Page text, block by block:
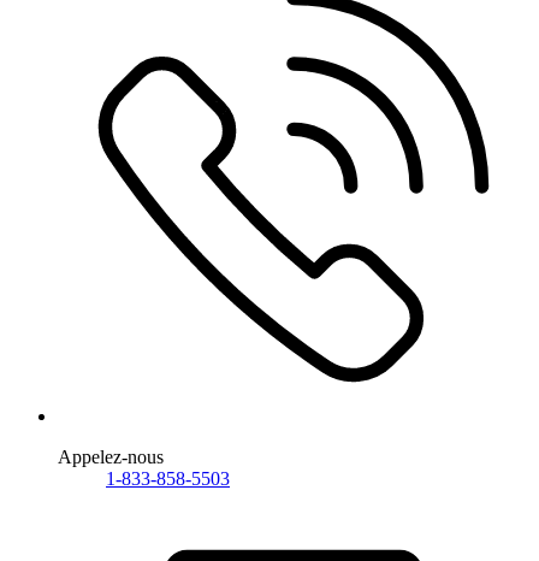
Appelez-nous
1-833-858-5503